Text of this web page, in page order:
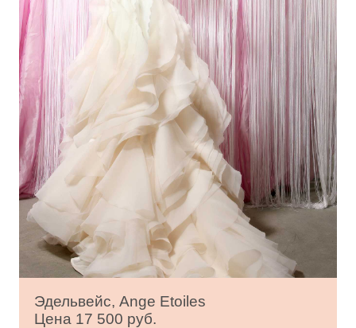
Эдельвейс, Ange Etoiles
Цена 17 500 руб.